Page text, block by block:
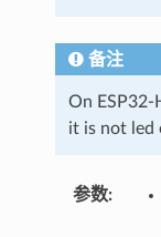
备注
On ESP32-
it is not led
参数: